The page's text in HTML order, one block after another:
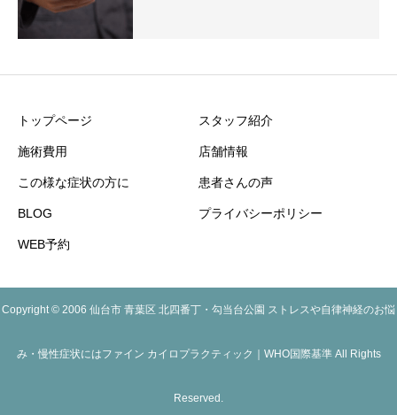
トップページ スタッフ紹介
施術費用 店舗情報
この様な症状の方に 患者さんの声
BLOG プライバシーポリシー
WEB予約
Copyright © 2006 仙台市 青葉区 北四番丁・勾当台公園 ストレスや自律神経のお悩
み・慢性症状にはファイン カイロプラクティック｜WHO国際基準 All Rights
Reserved.